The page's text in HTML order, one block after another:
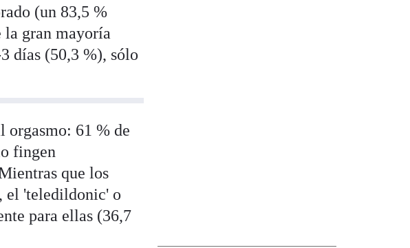
(un 83,5 %
la gran mayoría
días (50,3 %), sólo
orgasmo: 61 % de
fingen
que los
el 'teledildonic' o
para ellas (36,7